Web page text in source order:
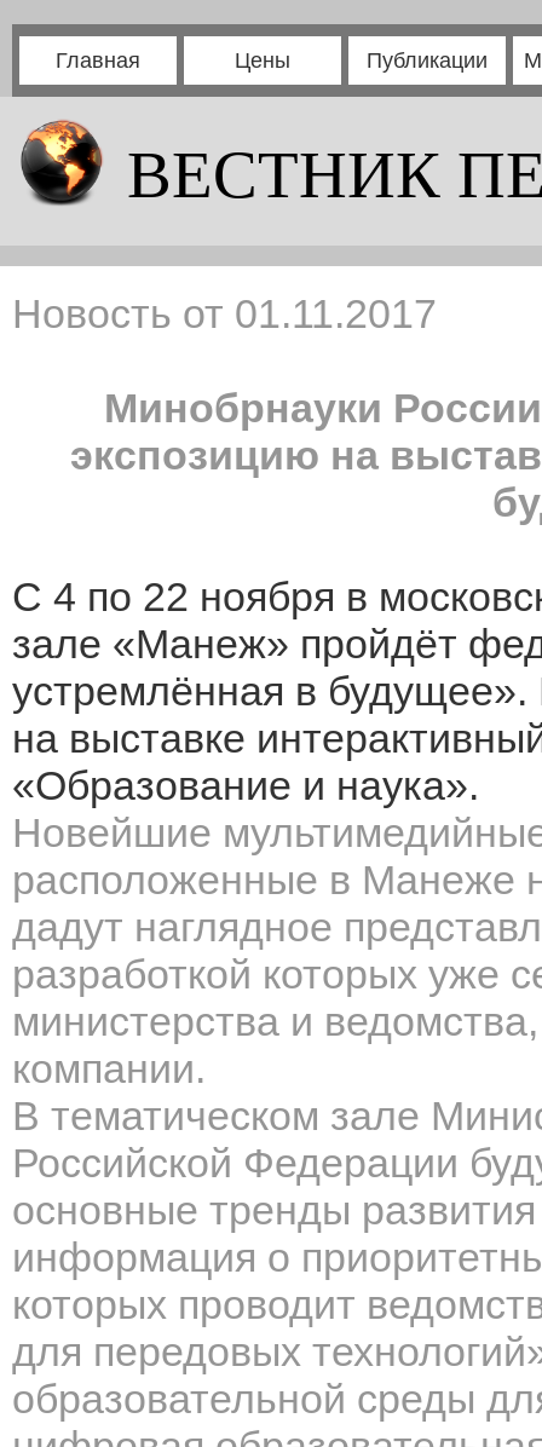
Главная Цены Публикации
ВЕСТНИК
Новость от 01.11.2017
Минобрнауки
экспозицию на
С 4 по 22 ноября в
зале «Манеж» пройдёт
устремлённая в
на выставке
«Образование и наука».
Новейшие
расположенные в Манеже
дадут наглядное
разработкой которых уже
министерства и
компании.
В тематическом зале
Российской Федерации
основные тренды
информация о
которых проводит
для передовых
образовательной среды